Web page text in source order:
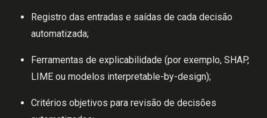
Registro das entradas e saídas de cada decisão
automatizada;
Ferramentas de explicabilidade (por exemplo, SHAP,
LIME ou modelos interpretable-by-design);
Critérios objetivos para revisão de decisões